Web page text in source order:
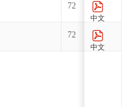
72
72
中文
中文